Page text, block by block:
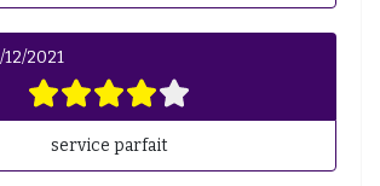
12/2021
service parfait